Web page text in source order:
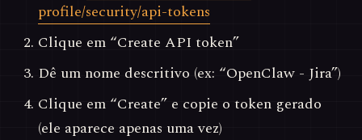
profile/security/api-tokens
Clique em “Create API token”
Dê um nome descritivo (ex: “OpenClaw - Jira”)
Clique em “Create” e copie o token gerado
(ele aparece apenas uma vez)